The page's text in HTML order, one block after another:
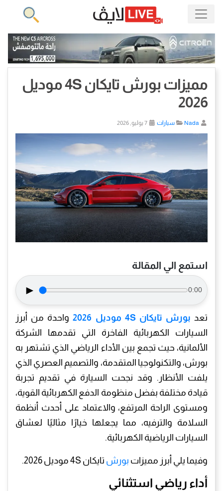
مميزات بورش تايكان 4S موديل
2026
Nada سيارات
استمع الي المقالة
► 0:00
تعد بورش تايكان 4S موديل 2026
واحدة من أبرز
السيارات الكهربائية الفاخرة التي تقدمها الشركة
الألمانية، حيث تجمع بين الأداء الرياضي الذي تشتهر به
بورش، والتكنولوجيا المتقدمة، والتصميم العصري الذي
يلفت الأنظار. وقد نجحت السيارة في تقديم تجربة
قيادة مختلفة بفضل منظومة الدفع الكهربائية القوية،
ومستوى الراحة المرتفع، والاعتماد على أحدث أنظمة
السلامة والترفيه، مما يجعلها خيارًا مثاليًا لعشاق
السيارات الرياضية الكهربائية.
وفيما يلي أبرز مميزات بورش تايكان 4S موديل 2026.
أداء رياضي استثنائي